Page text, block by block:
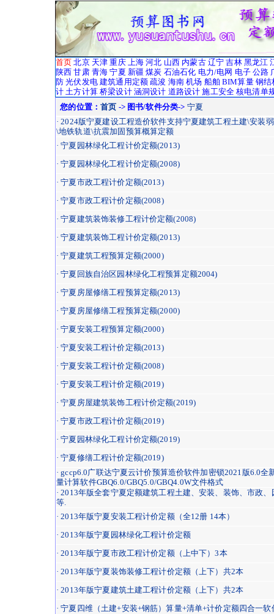
首页 北京 天津 重庆 上海 河北 山西 内蒙古 辽宁 吉林 黑龙江
陕西 甘肃 青海 宁夏 新疆 煤炭 石油石化 电力/电网 电子 公路
防 光伏发电 建筑通用定额 疏浚 海南 机场 船舶 BIM算量 钢结
计 土方计算 桥梁设计 涵洞设计 道路设计 施工安全 核电清单
您的位置：首页 -> 图书/软件分类-> 宁夏
· 2024版宁夏建设工程造价软件支持宁夏建筑工程土建\安装
\地铁轨道\抗震加固预算概算定额
· 宁夏园林绿化工程计价定额(2013)
· 宁夏园林绿化工程计价定额(2008)
· 宁夏市政工程计价定额(2013)
· 宁夏市政工程计价定额(2008)
· 宁夏建筑装饰装修工程计价定额(2008)
· 宁夏建筑装饰工程计价定额(2013)
· 宁夏建筑工程预算定额(2000)
· 宁夏回族自治区园林绿化工程预算定额2004)
· 宁夏房屋修缮工程预算定额(2013)
· 宁夏房屋修缮工程预算定额(2000)
· 宁夏安装工程预算定额(2000)
· 宁夏安装工程计价定额(2013)
· 宁夏安装工程计价定额(2008)
· 宁夏安装工程计价定额(2019)
· 宁夏房屋建筑装饰工程计价定额(2019)
· 宁夏市政工程计价定额(2019)
· 宁夏园林绿化工程计价定额(2019)
· 宁夏修缮工程计价定额(2019)
· gccp6.0广联达宁夏云计价预算造价软件加密锁2021版6.0
量计算软件GBQ6.0/GBQ5.0/GBQ4.0W文件格式
· 2013年版全套宁夏定额建筑工程土建、安装、装饰、市政
等.
· 2013年版宁夏安装工程计价定额（全12册 14本）
· 2013年版宁夏园林绿化工程计价定额
· 2013年版宁夏市政工程计价定额（上中下）3本
· 2013年版宁夏装饰装修工程计价定额（上下）共2本
· 2013年版宁夏建筑土建工程计价定额（上下）共2本
· 宁夏四维（土建+安装+钢筋）算量+清单+计价定额四合一软